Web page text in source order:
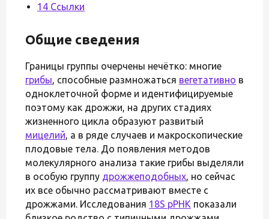
14 Ссылки
Общие сведения
Границы группы очерчены нечётко: многие
грибы, способные размножаться вегетативно в
одноклеточной форме и идентифицируемые
поэтому как дрожжи, на других стадиях
жизненного цикла образуют развитый
мицелий, а в ряде случаев и макроскопические
плодовые тела. До появления методов
молекулярного анализа такие грибы выделяли
в особую группу дрожжеподобных, но сейчас
их все обычно рассматривают вместе с
дрожжами. Исследования 18S рРНК показали